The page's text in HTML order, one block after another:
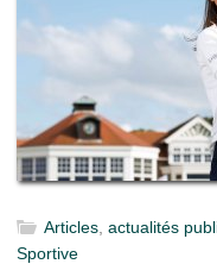
Articles actualités
Sportive